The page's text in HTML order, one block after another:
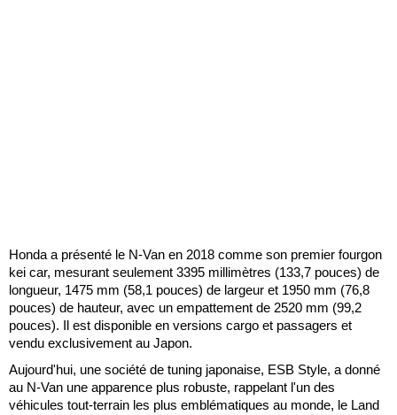
Honda a présenté le N-Van en 2018 comme son premier fourgon
kei car, mesurant seulement 3395 millimètres (133,7 pouces) de
longueur, 1475 mm (58,1 pouces) de largeur et 1950 mm (76,8
pouces) de hauteur, avec un empattement de 2520 mm (99,2
pouces). Il est disponible en versions cargo et passagers et
vendu exclusivement au Japon.
Aujourd'hui, une société de tuning japonaise, ESB Style, a donné
au N-Van une apparence plus robuste, rappelant l'un des
véhicules tout-terrain les plus emblématiques au monde, le Land